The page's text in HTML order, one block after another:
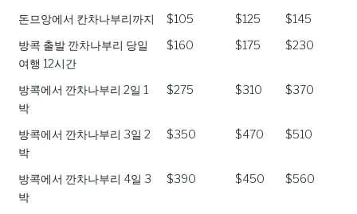
돈므앙에서 칸차나부리까지
$105 $125
$145
방콕 출발 깐차나부리 당일
여행 12시간
$160 $175 $230
방콕에서 깐차나부리 2일 1
박
$275 $310 $370
방콕에서 깐차나부리 3일 2
박
$350 $470 $510
방콕에서 깐차나부리 4일 3
박
$390 $450 $560